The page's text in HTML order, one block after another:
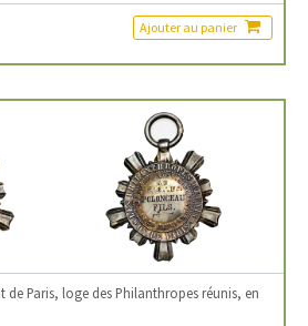
Ajouter au panier
de Paris, loge des Philanthropes réunis, en